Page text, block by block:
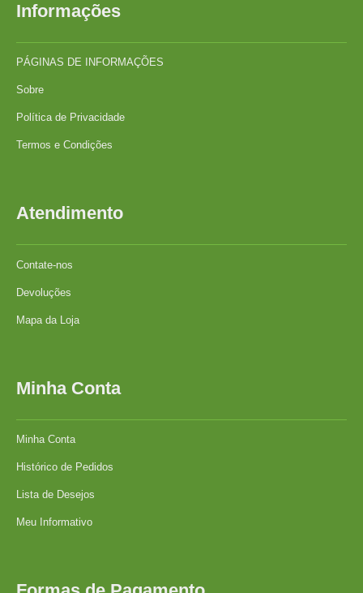
Informações
PÁGINAS DE INFORMAÇÕES
Sobre
Política de Privacidade
Termos e Condições
Atendimento
Contate-nos
Devoluções
Mapa da Loja
Minha Conta
Minha Conta
Histórico de Pedidos
Lista de Desejos
Meu Informativo